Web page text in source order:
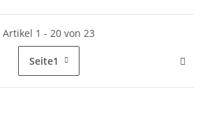
Artikel 1 - 20 von 23
Seite1